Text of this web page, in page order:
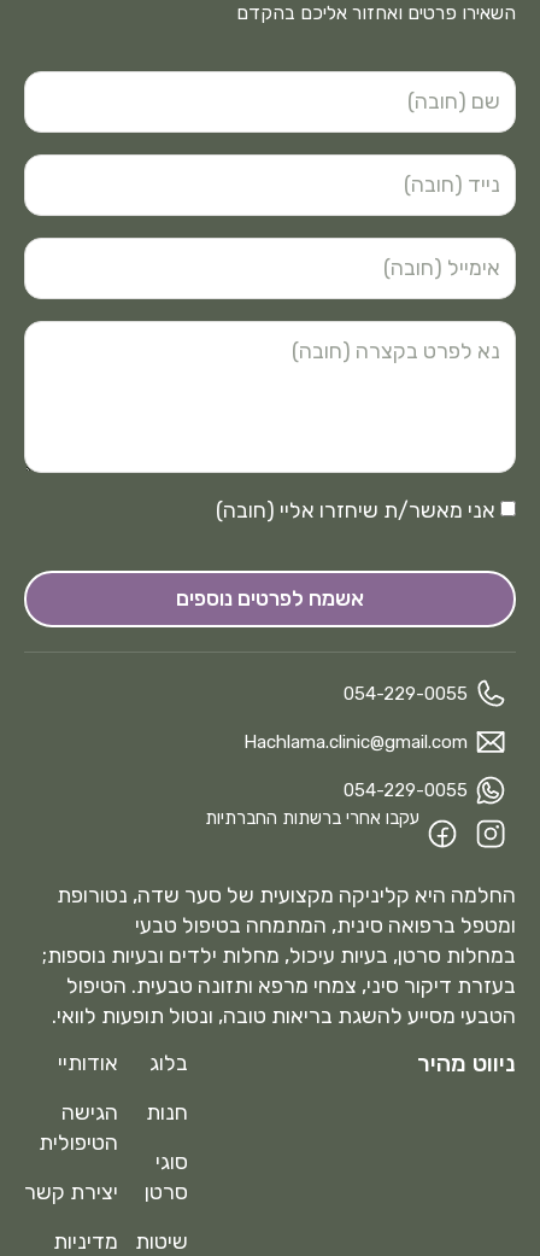
החלמה היא קליניקה מקצועית של סער שדה, נטורופת
ומטפל ברפואה סינית, המתמחה בטיפול טבעי
במחלות סרטן, בעיות עיכול, מחלות ילדים ובעיות נוספות;
בעזרת דיקור סיני, צמחי מרפא ותזונה טבעית. הטיפול
הטבעי מסייע להשגת בריאות טובה, ונטול תופעות לוואי.
ניווט מהיר
בלוג
חנות
סוגי
סרטן
שיטות
אודותיי
הגישה
הטיפולית
יצירת קשר
מדיניות
השאירו פרטים ואחזור אליכם בהקדם
אני מאשר/ת שיחזרו אליי (חובה)
אשמח לפרטים נוספים
054-229-0055
Hachlama.clinic@gmail.com
054-229-0055
עקבו אחרי ברשתות החברתיות